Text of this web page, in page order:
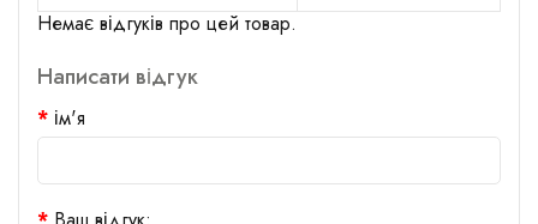
Немає відгуків про цей товар.
Написати відгук
ім'я